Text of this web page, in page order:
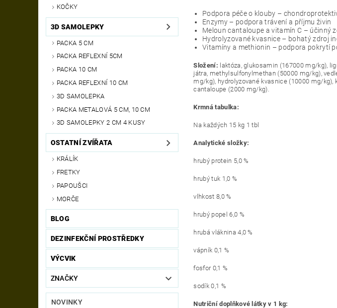
KOČKY
3D SAMOLEPKY
PACKA 5 CM
PACKA REFLEXNÍ 5CM
PACKA 10 CM
PACKA REFLEXNÍ 10 CM
3D SAMOLEPKA
PACKA METALOVÁ 5 CM, 10 CM
3D SAMOLEPKY 2 CM 4 KUSY
OSTATNÍ ZVÍŘATA
KRÁLÍK
FRETKY
PAPOUŠCI
MORČE
BLOG
DEZINFEKČNÍ PROSTŘEDKY
VÝCVIK
ZNAČKY
NOVINKY
Podpora péče o klouby –
Enzymy – podpora trávení a příjmu živin
Meloun cantaloupe a vitamín C – účinný
Hydrolyzované kvasnice – bohatý zdroj
Vitamíny a methionin – podpora pokrytí
Složení: laktóza, glukosamin (167000 mg/kg),
játra, methylsulfonylmethan (50000 mg/kg),
mg/kg), hydrolyzované kvasnice (10000 mg/
cantaloupe (2000 mg/kg).
Krmná tabulka:
Na každých 15 kg 1 tbl
Analytické složky:
hrubý protein 5,0 %
hrubý tuk 1,0 %
vlhkost 8,0 %
hrubý popel 6,0 %
hrubá vláknina 4,0 %
vápník 0,1 %
fosfor 0,1 %
sodík 0,1 %
Nutriční doplňkové látky v 1 kg: